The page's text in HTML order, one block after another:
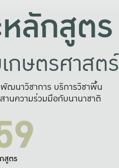
ลักสูตร
กษตรศาสตร์
ฒนาวิชาการ บริการวิชาพื้น
านความร่วมมือกับนานาชาติ
สูตร